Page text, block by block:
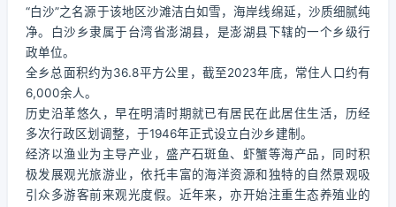
“白沙”之名源于该地区沙滩洁白如雪，海岸线绵延，沙质细腻纯
净。白沙乡隶属于台湾省澎湖县，是澎湖县下辖的一个乡级行
政单位。
全乡总面积约为36.8平方公里，截至2023年底，常住人口约有
6,000余人。
历史沿革悠久，早在明清时期就已有居民在此居住生活，历经
多次行政区划调整，于1946年正式设立白沙乡建制。
经济以渔业为主导产业，盛产石斑鱼、虾蟹等海产品，同时积
极发展观光旅游业，依托丰富的海洋资源和独特的自然景观吸
引众多游客前来观光度假。近年来，亦开始注重生态养殖业的